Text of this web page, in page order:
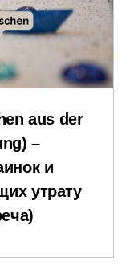
aus der
–
и
утрату